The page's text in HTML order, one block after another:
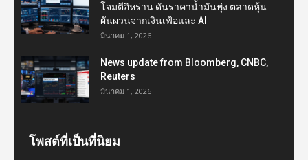
โจมตีอิหร่าน ดันราคาน้ำมันพุ่ง ตลาดหุ้น
ผันผวนจากเงินเฟ้อและ AI
มีนาคม 1, 2026
News update from Bloomberg, CNBC,
Reuters
มีนาคม 1, 2026
โพสต์ที่เป็นที่นิยม